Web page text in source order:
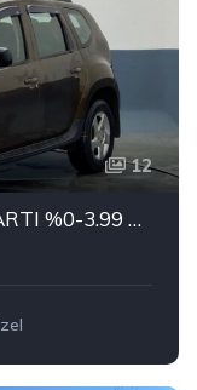
12
TAMAMINA TİCARİ KREDİ-K.KARTI %0-3.99 ÇEK-2.99 SENET-ÇKS SATIŞ